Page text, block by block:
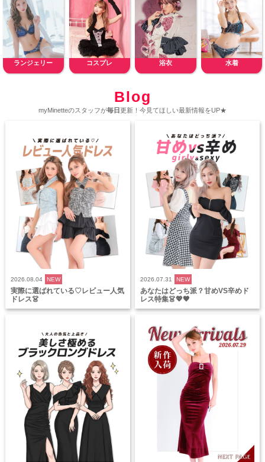
ランジェリー コスプレ 浴衣 水着
Blog
myMinetteのスタッフが毎日更新！今見てほしい最新情報をUP★
2026.08.04 NEW
実際に選ばれている♡レビュー人気
ドレス👗
2026.07.31 NEW
あなたはどっち派？甘めVS辛めド
レス特集👗💖🖤